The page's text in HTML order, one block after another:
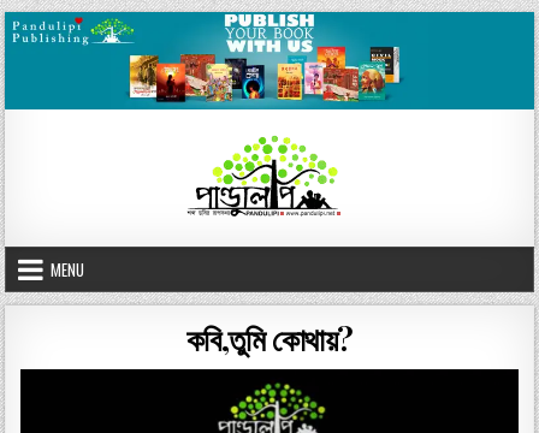
Skip
to
content
MENU
কবি,তুমি কোথায়?